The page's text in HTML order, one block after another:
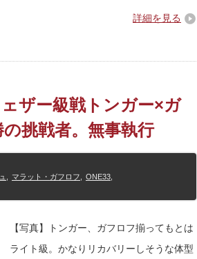
詳細を見る
ェザー級戦トンガー×ガ
挑戦者。無事執行
マラット・ガフロフ ONE33
【写真】トンガー、ガフロフ揃ってもとは
ライト級。かなりリカバリーしそうな体型